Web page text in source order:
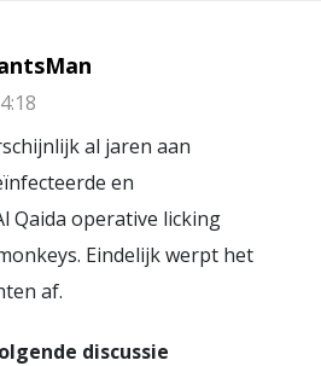
al jaren aan
en
Qaida operative licking
Eindelijk werpt het
af.
discussie